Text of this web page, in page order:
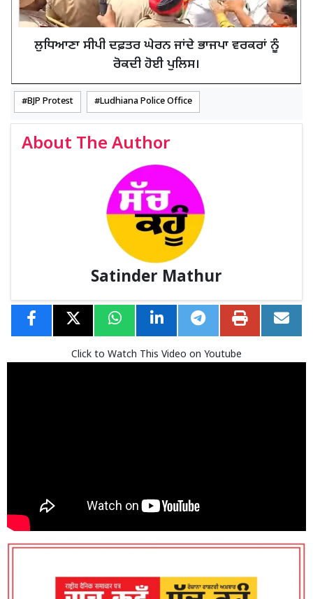
ਲੁਧਿਆਣਾ ਸੀਪੀ ਦਫ਼ਤਰ ਘੇਰਨ ਜਾਂਦੇ ਭਾਜਪਾ ਵਰਕਰਾਂ ਨੂੰ
ਰੋਕਦੀ ਹੋਈ ਪੁਲਿਸ।
BJP Protest Ludhiana Police Office
About The Author
Satinder Mathur
Click to Watch This Video on Youtube